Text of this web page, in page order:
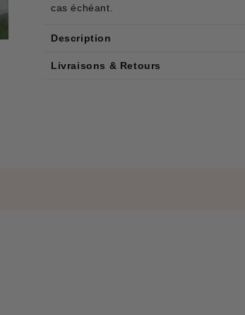
cas échéant.
Description
Livraisons & Retours